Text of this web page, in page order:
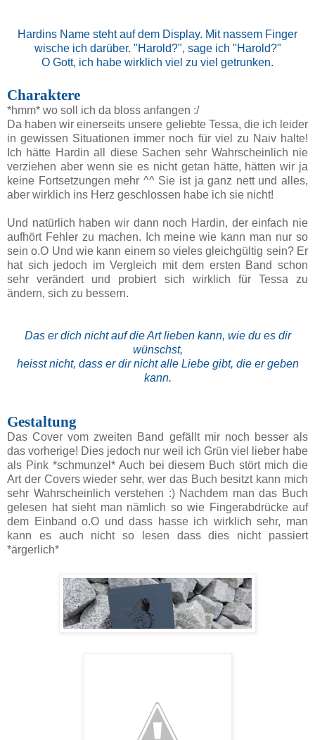
Hardins Name steht auf dem Display. Mit nassem Finger
wische ich darüber. "Harold?", sage ich "Harold?"
O Gott, ich habe wirklich viel zu viel getrunken.
Charaktere
*hmm* wo soll ich da bloss anfangen :/
Da haben wir einerseits unsere geliebte Tessa, die ich leider
in gewissen Situationen immer noch für viel zu Naiv halte!
Ich hätte Hardin all diese Sachen sehr Wahrscheinlich nie
verziehen aber wenn sie es nicht getan hätte, hätten wir ja
keine Fortsetzungen mehr ^^ Sie ist ja ganz nett und alles,
aber wirklich ins Herz geschlossen habe ich sie nicht!
Und natürlich haben wir dann noch Hardin, der einfach nie
aufhört Fehler zu machen. Ich meine wie kann man nur so
sein o.O Und wie kann einem so vieles gleichgültig sein? Er
hat sich jedoch im Vergleich mit dem ersten Band schon
sehr verändert und probiert sich wirklich für Tessa zu
ändern, sich zu bessern.
Das er dich nicht auf die Art lieben kann, wie du es dir
wünschst,
heisst nicht, dass er dir nicht alle Liebe gibt, die er geben
kann.
Gestaltung
Das Cover vom zweiten Band gefällt mir noch besser als
das vorherige! Dies jedoch nur weil ich Grün viel lieber habe
als Pink *schmunzel* Auch bei diesem Buch stört mich die
Art der Covers wieder sehr, wer das Buch besitzt kann mich
sehr Wahrscheinlich verstehen :) Nachdem man das Buch
gelesen hat sieht man nämlich so wie Fingerabdrücke auf
dem Einband o.O und dass hasse ich wirklich sehr, man
kann es auch nicht so lesen dass dies nicht passiert
*ärgerlich*